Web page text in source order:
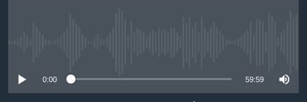
រចនា
កម្មវិធីទាំងអស់
0:00 59:59